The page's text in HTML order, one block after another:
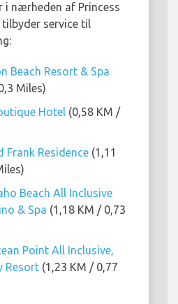
i nærheden af Princess
service til
Beach Resort & Spa
Miles)
Hotel (0,58 KM /
Frank Residence (1,11
Beach All Inclusive
& Spa (1,18 KM / 0,73
Point All Inclusive,
Resort (1,23 KM / 0,77